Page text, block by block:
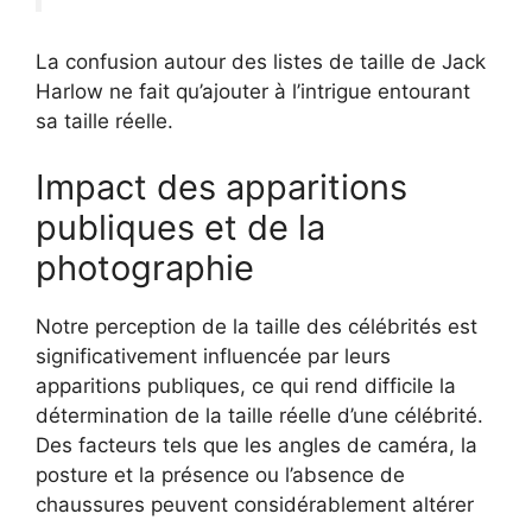
La confusion autour des listes de taille de Jack
Harlow ne fait qu’ajouter à l’intrigue entourant
sa taille réelle.
Impact des apparitions
publiques et de la
photographie
Notre perception de la taille des célébrités est
significativement influencée par leurs
apparitions publiques, ce qui rend difficile la
détermination de la taille réelle d’une célébrité.
Des facteurs tels que les angles de caméra, la
posture et la présence ou l’absence de
chaussures peuvent considérablement altérer